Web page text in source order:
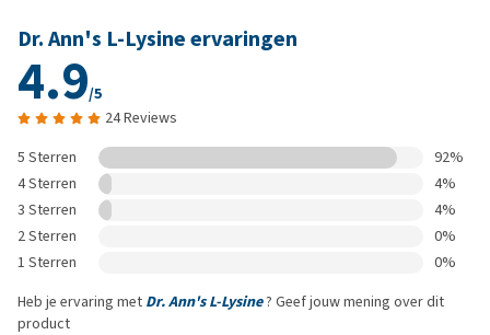
Dr. Ann's L-Lysine ervaringen
4.9/5
24 Reviews
5 Sterren
92%
4 Sterren
4%
3 Sterren
4%
2 Sterren
0%
1 Sterren
0%
Heb je ervaring met Dr. Ann's L-Lysine? Geef jouw mening over dit
product